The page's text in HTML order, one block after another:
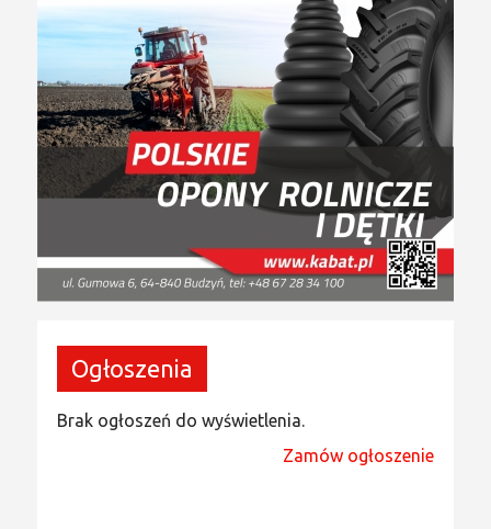
Ogłoszenia
Brak ogłoszeń do wyświetlenia.
Zamów ogłoszenie